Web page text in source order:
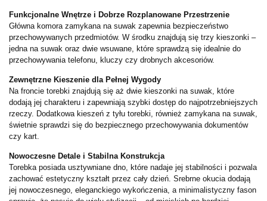
Funkcjonalne Wnętrze i Dobrze Rozplanowane Przestrzenie
Główna komora zamykana na suwak zapewnia bezpieczeństwo
przechowywanych przedmiotów. W środku znajdują się trzy kieszonki –
jedna na suwak oraz dwie wsuwane, które sprawdzą się idealnie do
przechowywania telefonu, kluczy czy drobnych akcesoriów.
Zewnętrzne Kieszenie dla Pełnej Wygody
Na froncie torebki znajdują się aż dwie kieszonki na suwak, które
dodają jej charakteru i zapewniają szybki dostęp do najpotrzebniejszych
rzeczy. Dodatkowa kieszeń z tyłu torebki, również zamykana na suwak,
świetnie sprawdzi się do bezpiecznego przechowywania dokumentów
czy kart.
Nowoczesne Detale i Stabilna Konstrukcja
Torebka posiada usztywniane dno, które nadaje jej stabilności i pozwala
zachować estetyczny kształt przez cały dzień. Srebrne okucia dodają
jej nowoczesnego, eleganckiego wykończenia, a minimalistyczny fason